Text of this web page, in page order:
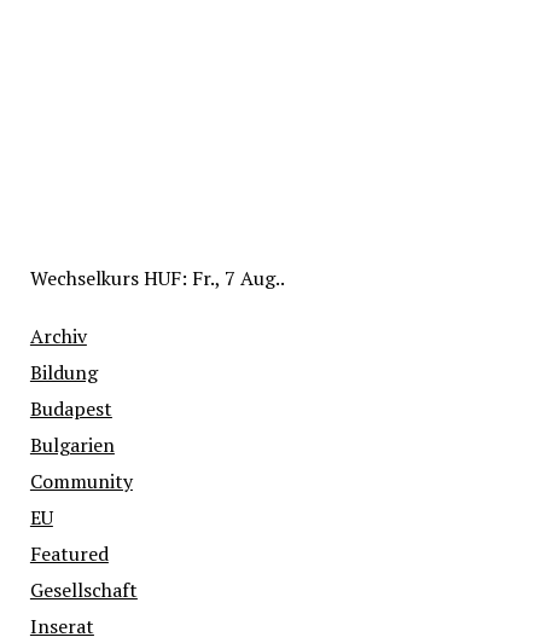
WechselkursHUF: Fr., 7 Aug..
Archiv
Bildung
Budapest
Bulgarien
Community
EU
Featured
Gesellschaft
Inserat